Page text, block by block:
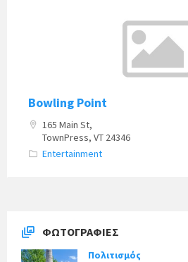
Bowling Point
165 Main St,
TownPress, VT 24346
Entertainment
ΦΩΤΟΓΡΑΦΊΕΣ
Πολιτισμός